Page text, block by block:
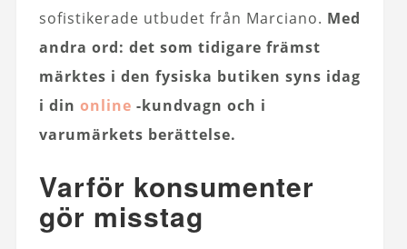
sofistikerade utbudet från Marciano. Med
andra ord: det som tidigare främst
märktes i den fysiska butiken syns idag
i din online -kundvagn och i
varumärkets berättelse.
Varför konsumenter
gör misstag